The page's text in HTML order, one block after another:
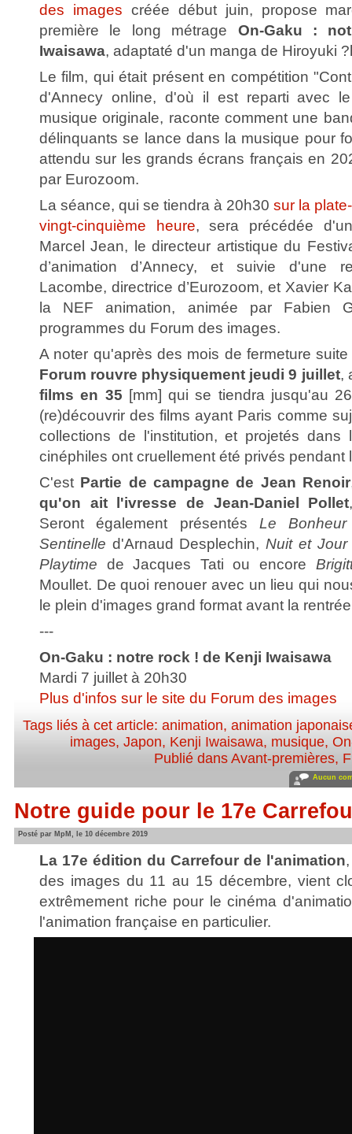
des images créée début juin, propose
première le long métrage On-Gaku :
Iwaisawa, adaptaté d'un manga de Hiroyuki
Le film, qui était présent en compétition
d'Annecy online, d'où il est reparti avec
musique originale, raconte comment une
délinquants se lance dans la musique pour
attendu sur les grands écrans français en
par Eurozoom.
La séance, qui se tiendra à 20h30 sur la
vingt-cinquième heure, sera précédée
Marcel Jean, le directeur artistique du
d’animation d’Annecy, et suivie d'une
Lacombe, directrice d’Eurozoom, et Xavier
la NEF animation, animée par Fabien
programmes du Forum des images.
A noter qu'après des mois de fermeture
Forum rouvre physiquement jeudi 9 juillet,
films en 35 [mm] qui se tiendra jusqu'au
(re)découvrir des films ayant Paris comme
collections de l'institution, et projetés
cinéphiles ont cruellement été privés pendant
C'est Partie de campagne de Jean Renoir
qu'on ait l'ivresse de Jean-Daniel Pollet
Seront également présentés Le
Sentinelle d'Arnaud Desplechin,Nuit et Jour
Playtime de Jacques Tati ou encore
Moullet. De quoi renouer avec un lieu qui
le plein d'images grand format avant la
---
On-Gaku : notre rock ! de Kenji Iwaisawa
Mardi 7 juillet à 20h30
Plus d'infos sur le site du Forum des images
Tags liés à cet article: animation, animation
images,Japon, Kenji Iwaisawa, musique,
Publié dansAvant-premières,
Aucun
Notre guide pour le 17e
Posté par MpM, le 10 décembre 2019
La 17e édition du Carrefour de l'animation
des images du 11 au 15 décembre, vient
extrêmement riche pour le cinéma
l'animation française en particulier.